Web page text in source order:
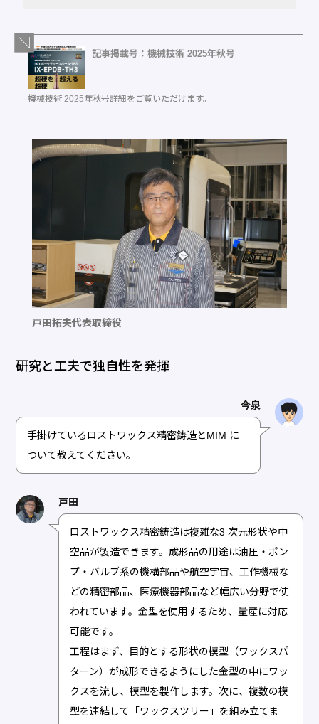
記事掲載号：機械技術 2025年秋号
機械技術 2025年秋号詳細をご覧いただけます。
戸田拓夫代表取締役
研究と工夫で独自性を発揮
今泉
手掛けているロストワックス精密鋳造とMIM に
ついて教えてください。
戸田
ロストワックス精密鋳造は複雑な3 次元形状や中
空品が製造できます。成形品の用途は油圧・ポン
プ・バルブ系の機構部品や航空宇宙、工作機械な
どの精密部品、医療機器部品など幅広い分野で使
われています。金型を使用するため、量産に対応
可能です。
工程はまず、目的とする形状の模型（ワックスパ
ターン）が成形できるようにした金型の中にワッ
クスを流し、模型を製作します。次に、複数の模
型を連結して「ワックスツリー」を組み立てま